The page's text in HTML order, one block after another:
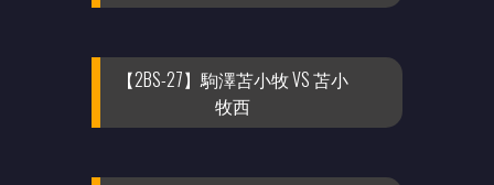
【2BS-27】駒澤苫小牧 VS 苫小
牧西